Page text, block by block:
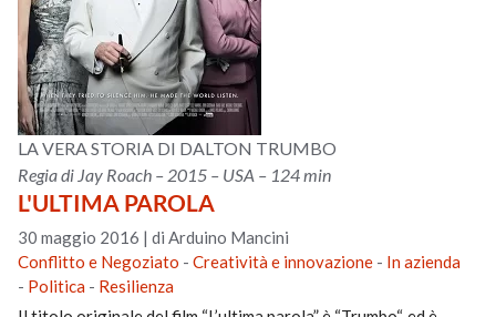
LA VERA STORIA DI DALTON TRUMBO
Regia di Jay Roach – 2015 – USA – 124 min
L'ULTIMA PAROLA
30 maggio 2016 |di Arduino Mancini
Conflitto e Negoziato -Creatività e innovazione - In azienda
- Politica - Resilienza